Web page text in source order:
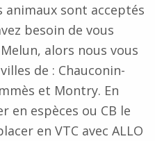
sont acceptés
besoin de vous
alors nous vous
de : Chauconin-
et Montry. En
en espèces ou CB le
en VTC avec ALLO